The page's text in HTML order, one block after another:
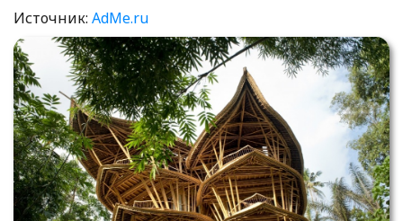
Источник: AdMe.ru